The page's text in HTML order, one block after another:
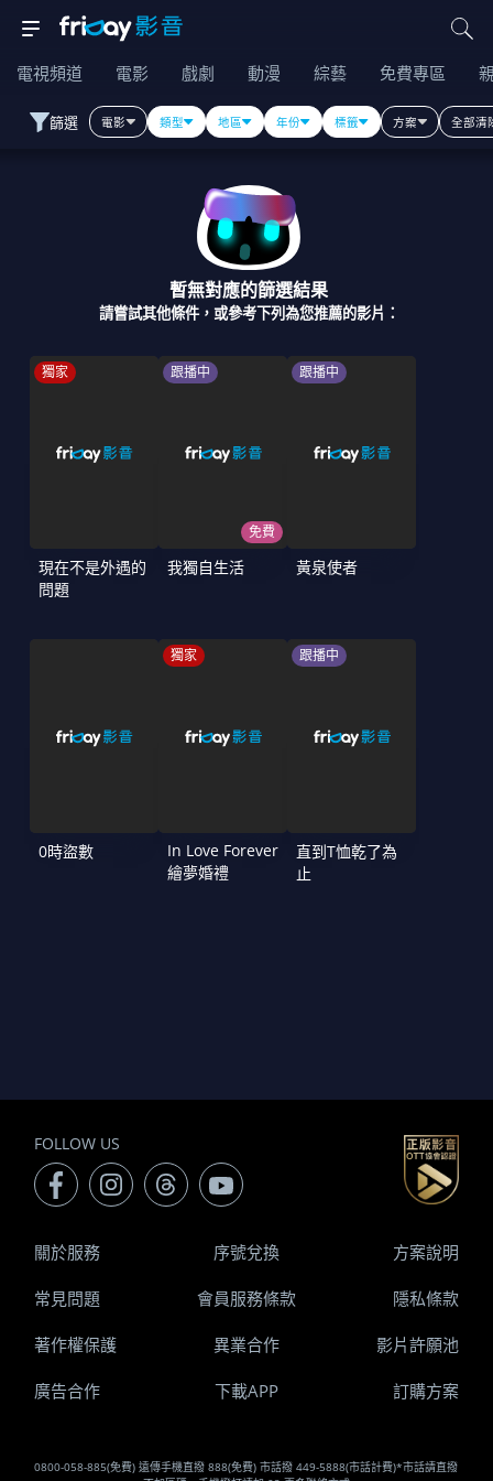
電視頻道 電影 戲劇 動漫 綜藝 免費專區
篩選 電影 類型 地區 年份 標籤 方案 全部清
暫無對應的篩選結果
請嘗試其他條件，或參考下列為您推薦的影片：
獨家
現在不是外遇的
問題
跟播中
免費
我獨自生活
跟播中
黃泉使者
0時盜數
獨家
In Love Forever
繪夢婚禮
跟播中
直到T恤乾了為
止
FOLLOW US
0800-058-885(免費) 遠傳手機直撥 888(免費) 市話撥 449-5888(市話計費)*市話請直撥
關於服務 序號兌換 方案說明
常見問題 會員服務條款 隱私條款
著作權保護 異業合作 影片許願池
廣告合作 下載APP 訂購方案